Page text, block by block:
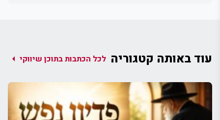
עוד באותה קטגוריה לכל הכתבות בתוכן שיווקי arrow_left